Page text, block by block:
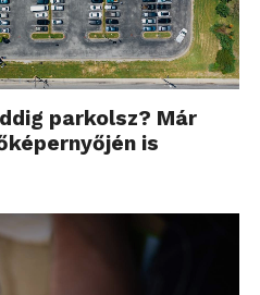
parkolsz? Már
is